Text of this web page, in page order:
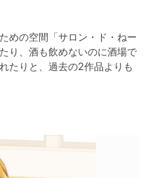
めの空間「サロン・ド・ねー
り、酒も飲めないのに酒場で
たりと、過去の2作品よりも